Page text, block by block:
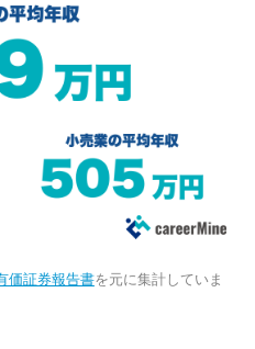
価証券報告書を元に集計していま